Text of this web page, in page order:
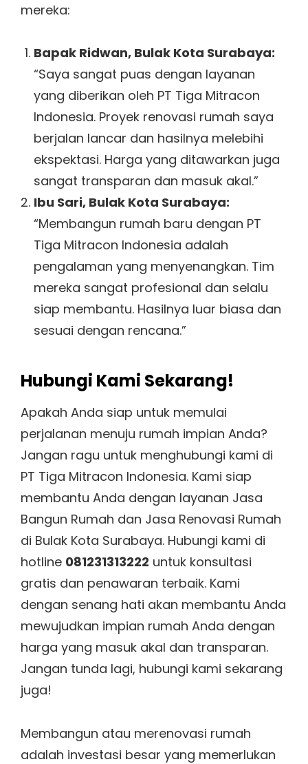
mereka:
Bapak Ridwan, Bulak Kota Surabaya:
“Saya sangat puas dengan layanan
yang diberikan oleh PT Tiga Mitracon
Indonesia. Proyek renovasi rumah saya
berjalan lancar dan hasilnya melebihi
ekspektasi. Harga yang ditawarkan juga
sangat transparan dan masuk akal.”
Ibu Sari, Bulak Kota Surabaya:
“Membangun rumah baru dengan PT
Tiga Mitracon Indonesia adalah
pengalaman yang menyenangkan. Tim
mereka sangat profesional dan selalu
siap membantu. Hasilnya luar biasa dan
sesuai dengan rencana.”
Hubungi Kami Sekarang!
Apakah Anda siap untuk memulai
perjalanan menuju rumah impian Anda?
Jangan ragu untuk menghubungi kami di
PT Tiga Mitracon Indonesia. Kami siap
membantu Anda dengan layanan Jasa
Bangun Rumah dan Jasa Renovasi Rumah
di Bulak Kota Surabaya. Hubungi kami di
hotline 081231313222 untuk konsultasi
gratis dan penawaran terbaik. Kami
dengan senang hati akan membantu Anda
mewujudkan impian rumah Anda dengan
harga yang masuk akal dan transparan.
Jangan tunda lagi, hubungi kami sekarang
juga!
Membangun atau merenovasi rumah
adalah investasi besar yang memerlukan